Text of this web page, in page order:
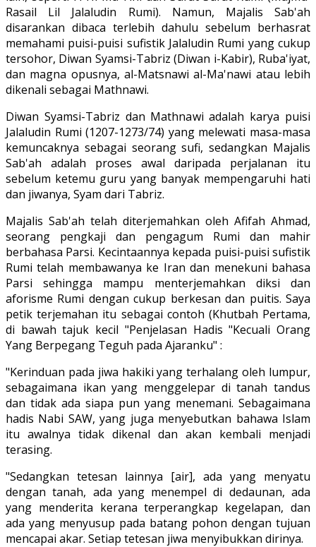
Rasail Lil Jalaludin Rumi). Namun, Majalis Sab'ah
disarankan dibaca terlebih dahulu sebelum berhasrat
memahami puisi-puisi sufistik Jalaludin Rumi yang cukup
tersohor, Diwan Syamsi-Tabriz (Diwan i-Kabir), Ruba'iyat,
dan magna opusnya, al-Matsnawi al-Ma'nawi atau lebih
dikenali sebagai Mathnawi.
Diwan Syamsi-Tabriz dan Mathnawi adalah karya puisi
Jalaludin Rumi (1207-1273/74) yang melewati masa-masa
kemuncaknya sebagai seorang sufi, sedangkan Majalis
Sab'ah adalah proses awal daripada perjalanan itu
sebelum ketemu guru yang banyak mempengaruhi hati
dan jiwanya, Syam dari Tabriz.
Majalis Sab'ah telah diterjemahkan oleh Afifah Ahmad,
seorang pengkaji dan pengagum Rumi dan mahir
berbahasa Parsi. Kecintaannya kepada puisi-puisi sufistik
Rumi telah membawanya ke Iran dan menekuni bahasa
Parsi sehingga mampu menterjemahkan diksi dan
aforisme Rumi dengan cukup berkesan dan puitis. Saya
petik terjemahan itu sebagai contoh (Khutbah Pertama,
di bawah tajuk kecil "Penjelasan Hadis "Kecuali Orang
Yang Berpegang Teguh pada Ajaranku" :
"Kerinduan pada jiwa hakiki yang terhalang oleh lumpur,
sebagaimana ikan yang menggelepar di tanah tandus
dan tidak ada siapa pun yang menemani. Sebagaimana
hadis Nabi SAW, yang juga menyebutkan bahawa Islam
itu awalnya tidak dikenal dan akan kembali menjadi
terasing.
"Sedangkan tetesan lainnya [air], ada yang menyatu
dengan tanah, ada yang menempel di dedaunan, ada
yang menderita kerana terperangkap kegelapan, dan
ada yang menyusup pada batang pohon dengan tujuan
mencapai akar. Setiap tetesan jiwa menyibukkan dirinya.